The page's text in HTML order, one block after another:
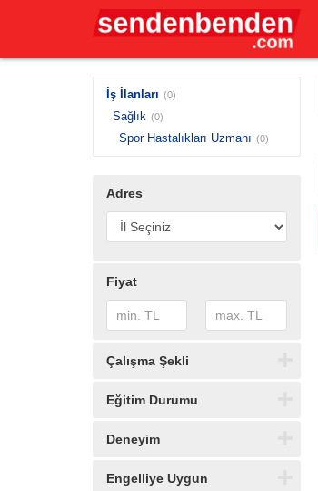
İş İlanları (0)
Sağlık (0)
Spor Hastalıkları Uzmanı (0)
Adres
Fiyat
Çalışma Şekli
Eğitim Durumu
Deneyim
Engelliye Uygun